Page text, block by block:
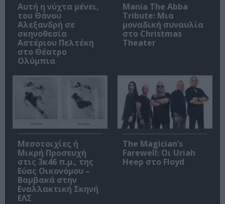
Αυτή η νύχτα μένει,
του Θάνου
Αλεξανδρή σε
σκηνοθεσία
Αστέριου Πελτέκη
στο Θέατρο
Ολύμπια
Mania The Abba
Tribute: Μια
μοναδική συναυλία
στο Christmas
Theater
Μεσοτοιχίες ή
Μικρή Προσευχή
στις 3κ46 π.μ., της
Εύας Οικονόμου –
Βαμβακά στην
Εναλλακτική Σκηνή
ΕΛΣ
The Magician’s
Farewell: Οι Uriah
Heep στο Floyd